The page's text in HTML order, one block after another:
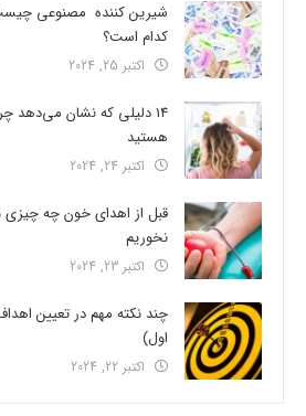
شیرین کننده مصنوعی
کدام است؟
اکتبر 25, 2024
14 دلیلی که نشان می‌دهد
هستید
اکتبر 24, 2024
قبل از اهدای خون چه
نخوریم
اکتبر 23, 2024
چند نکته مهم در تعیین
اول)
اکتبر 22, 2024